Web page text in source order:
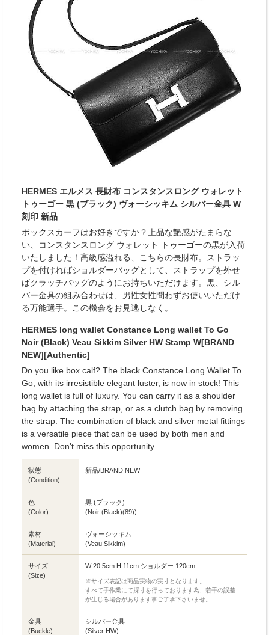
HERMES エルメス 長財布 コンスタンスロング ウォレット
トゥーゴー 黒 (ブラック) ヴォーシッキム シルバー金具 W
刻印 新品
ボックスカーフはお好きですか？上品な艶感がたまらな
い、コンスタンスロング ウォレット トゥーゴーの黒が入荷
いたしました！高級感溢れる、こちらの長財布。ストラッ
プを付ければショルダーバッグとして、ストラップを外せ
ばクラッチバッグのようにお持ちいただけます。黒、シル
バー金具の組み合わせは、男性女性問わずお使いいただけ
る万能選手。この機会をお見逃しなく。
HERMES long wallet Constance Long wallet To Go
Noir (Black) Veau Sikkim Silver HW Stamp W[BRAND
NEW][Authentic]
Do you like box calf? The black Constance Long Wallet To
Go, with its irresistible elegant luster, is now in stock! This
long wallet is full of luxury. You can carry it as a shoulder
bag by attaching the strap, or as a clutch bag by removing
the strap. The combination of black and silver metal fittings
is a versatile piece that can be used by both men and
women. Don't miss this opportunity.
状態
(Condition)
新品/BRAND NEW
色
(Color)
黒 (ブラック)
(Noir (Black)(89))
素材
(Material)
ヴォーシッキム
(Veau Sikkim)
サイズ
(Size)
W:20.5cm H:11cm ショルダー:120cm
※サイズ表記は商品実物の実寸となります。
すべて手作業にて採寸を行っております為、若干の誤差
が生じる場合があります事ご了承下さいませ。
金具
(Buckle)
シルバー金具
(Silver HW)